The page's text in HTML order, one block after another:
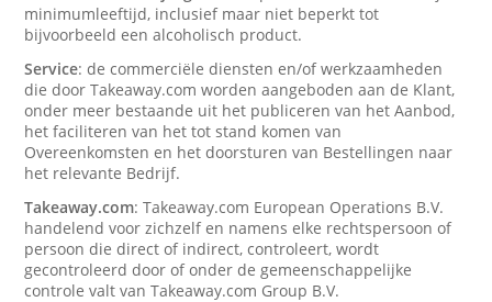
minimumleeftijd, inclusief maar niet beperkt tot
bijvoorbeeld een alcoholisch product.
Service: de commerciële diensten en/of werkzaamheden
die door Takeaway.com worden aangeboden aan de Klant,
onder meer bestaande uit het publiceren van het Aanbod,
het faciliteren van het tot stand komen van
Overeenkomsten en het doorsturen van Bestellingen naar
het relevante Bedrijf.
Takeaway.com: Takeaway.com European Operations B.V.
handelend voor zichzelf en namens elke rechtspersoon of
persoon die direct of indirect, controleert, wordt
gecontroleerd door of onder de gemeenschappelijke
controle valt van Takeaway.com Group B.V.